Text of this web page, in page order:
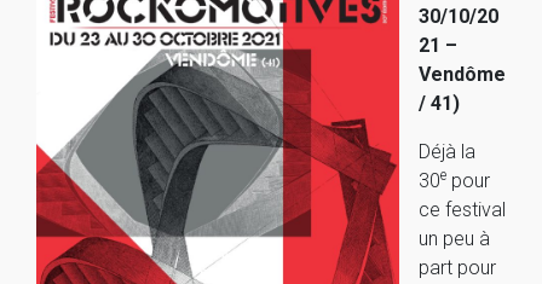
30/10/20
21 –
Vendôme
/ 41)
Déjà la
30e pour
ce festival
un peu à
part pour